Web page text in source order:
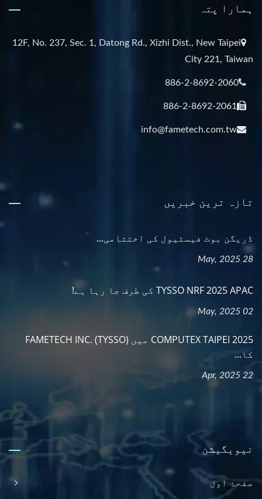
ہمارا پتہ
12F, No. 237, Sec. 1, Datong Rd., Xizhi Dist., New Taipei
City 221, Taiwan
886-2-8692-2060
886-2-8692-2061
info@fametech.com.tw
تازہ ترین خبریں
ڈریگن بوٹ فیسٹیول کی اختتامی...
28 May, 2025
TYSSO NRF 2025 APAC کی طرف جا رہا ہے!
02 May, 2025
COMPUTEX TAIPEI 2025 میں FAMETECH INC. (TYSSO)
کا...
22 Apr, 2025
نیویگیشن
صفحۂ اول